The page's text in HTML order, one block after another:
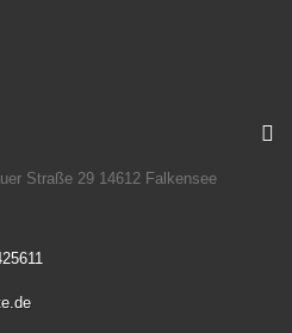
Straße 29 14612 Falkensee